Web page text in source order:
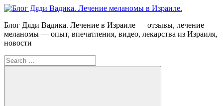
Skip
content
Блог
Дяди
Вадика.
меланомы
в
Блог Дяди Вадика. Лечение в Израиле — отзывы, лечение
меланомы — опыт, впечатления, видео, лекарства из Израиля,
новости
Search
for: